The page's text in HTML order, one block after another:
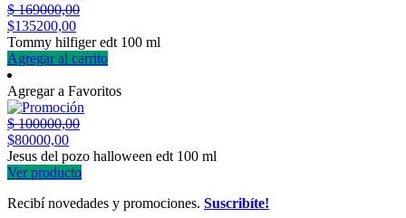
$ 169000,00
$135200,00
Tommy hilfiger edt 100 ml
Agregar al carrito
Agregar a Favoritos
$ 100000,00
$80000,00
Jesus del pozo halloween edt 100 ml
Ver producto
Recibí novedades y promociones. Suscribíte!